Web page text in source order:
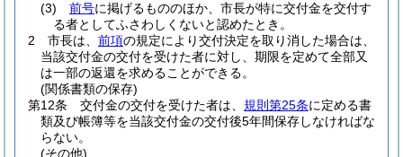
(3)
前号に掲げるもののほか、市長が特に交付金を交付す
る者としてふさわしくないと認めたとき。
2
市長は、 前項の規定により交付決定を取り消した場合は、
当該交付金の交付を受けた者に対し、期限を定めて全部又
は一部の返還を求めることができる。
(関係書類の保存)
第12条
交付金の交付を受けた者は、 規則第25条に定める書
類及び帳簿等を当該交付金の交付後5年間保存しなければな
らない。
(その他)